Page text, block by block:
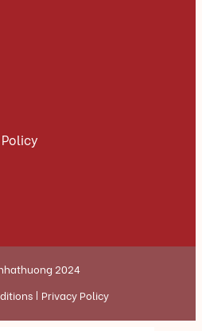
2024
Privacy Policy